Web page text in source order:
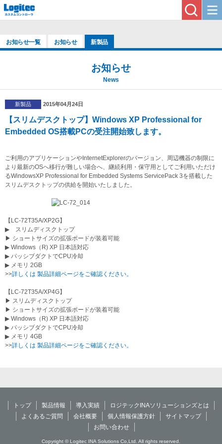
お知らせ一覧 お知らせ 新製品
お知らせ
News
新製品 2015年04月24日
【スリムデスクトップ】Windows XP Professional for
Embedded OS搭載PCの受注開始致します。
ご利用のアプリケーションやInternetExplorerのバージョン、周辺機器の制限に
より最新のOSへ移行が難しい場合へ、継続利用・保守用としてご利用いただけ
るWindowsXP Professional for Embedded Systems ServicePack 3を搭載した
スリムデスクトップの供給を開始いたしました。
【LC-72T35A/XP2G】
▶ スリムディスクトップ
▶ ショートサイズの拡張ボードが装着可能
▶ Windows（R) XP 日本語対応
▶ パッシブダクトでCPU冷却
▶ メモリ 2GB
>>詳しくは 製品詳細ページをご確認ください。
【LC-72T35A/XP4G】
▶ スリムディスクトップ
▶ ショートサイズの拡張ボードが装着可能
▶ Windows（R) XP 日本語対応
▶ パッシブダクトでCPU冷却
▶ メモリ 4GB
>>詳しくは 製品詳細ページをご確認ください。
トップ 製品情報 導入実績
ロジテックINAソリューションズとは
よくあるご質問
会社概要 個人情報保護方針
サイトマップ
お問い合わせ
Copyright © Logitec INA Solutions Co,Ltd. All rights reserved.